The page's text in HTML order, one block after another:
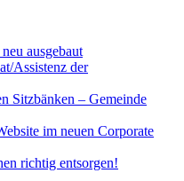
ausgebaut
Assistenz der
Sitzbänken – Gemeinde
im neuen Corporate
richtig entsorgen!